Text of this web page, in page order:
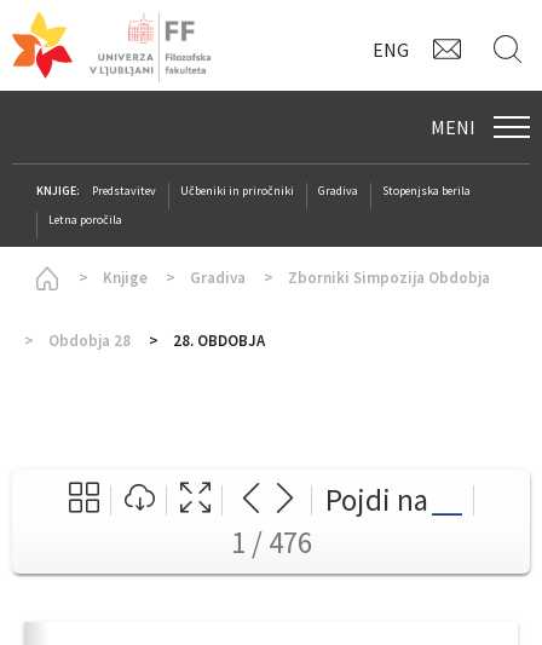
ENG
MENI
KNJIGE: Predstavitev Učbeniki in priročniki Gradiva
Stopenjska berila
Letna poročila
Homepage
Knjige Gradiva Zborniki Simpozija Obdobja
Obdobja 28 28. OBDOBJA
Pojdi na
1 / 476